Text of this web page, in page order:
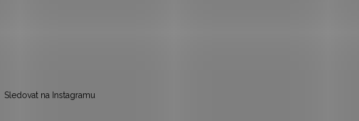
Sledovat na Instagramu